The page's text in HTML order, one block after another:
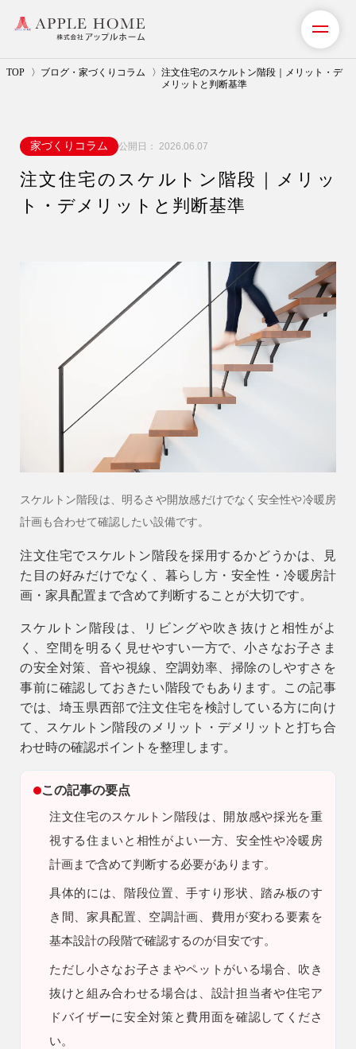
TOP ブログ・家づくりコラム
注文住宅のスケルトン階段｜メリット・デ
メリットと判断基準
家づくりコラム 公開日： 2026.06.07
注文住宅のスケルトン階段｜メリッ
ト・デメリットと判断基準
スケルトン階段は、明るさや開放感だけでなく安全性や冷暖房
計画も合わせて確認したい設備です。
注文住宅でスケルトン階段を採用するかどうかは、見
た目の好みだけでなく、暮らし方・安全性・冷暖房計
画・家具配置まで含めて判断することが大切です。
スケルトン階段は、リビングや吹き抜けと相性がよ
く、空間を明るく見せやすい一方で、小さなお子さま
の安全対策、音や視線、空調効率、掃除のしやすさを
事前に確認しておきたい階段でもあります。この記事
では、埼玉県西部で注文住宅を検討している方に向け
て、スケルトン階段のメリット・デメリットと打ち合
わせ時の確認ポイントを整理します。
この記事の要点
注文住宅のスケルトン階段は、開放感や採光を重
視する住まいと相性がよい一方、安全性や冷暖房
計画まで含めて判断する必要があります。
具体的には、階段位置、手すり形状、踏み板のす
き間、家具配置、空調計画、費用が変わる要素を
基本設計の段階で確認するのが目安です。
ただし小さなお子さまやペットがいる場合、吹き
抜けと組み合わせる場合は、設計担当者や住宅ア
ドバイザーに安全対策と費用面を確認してくださ
い。
事業紹介（注文住宅）
リフォーム・リノベーション
土地探しサポート
ショールーム・モデルハウス
施工事例・お客様の声
会社情報
スタッフ紹介
ブログ・家づくりコラム
営業時間 9時〜18時
0120-70-1212
リフォーム
0120-37-7611
アフターメンテナンス
営業時間 9時〜17時（定休／水曜日）
04-2950-7171
事業用